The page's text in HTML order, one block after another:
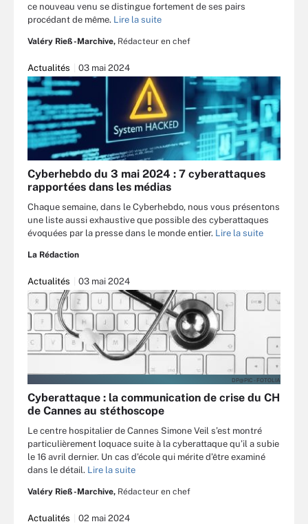
ce nouveau venu se distingue fortement de ses pairs
procédant de même. Lire la suite
Valéry Rieß-Marchive, Rédacteur en chef
Actualités 03 mai 2024
Cyberhebdo du 3 mai 2024 : 7 cyberattaques
rapportées dans les médias
Chaque semaine, dans le Cyberhebdo, nous vous présentons
une liste aussi exhaustive que possible des cyberattaques
évoquées par la presse dans le monde entier. Lire la suite
La Rédaction
Actualités 03 mai 2024
DP@PIC - FOTOLIA
Cyberattaque : la communication de crise du CH
de Cannes au stéthoscope
Le centre hospitalier de Cannes Simone Veil s’est montré
particulièrement loquace suite à la cyberattaque qu’il a subie
le 16 avril dernier. Un cas d’école qui mérite d’être examiné
dans le détail. Lire la suite
Valéry Rieß-Marchive, Rédacteur en chef
Actualités 02 mai 2024